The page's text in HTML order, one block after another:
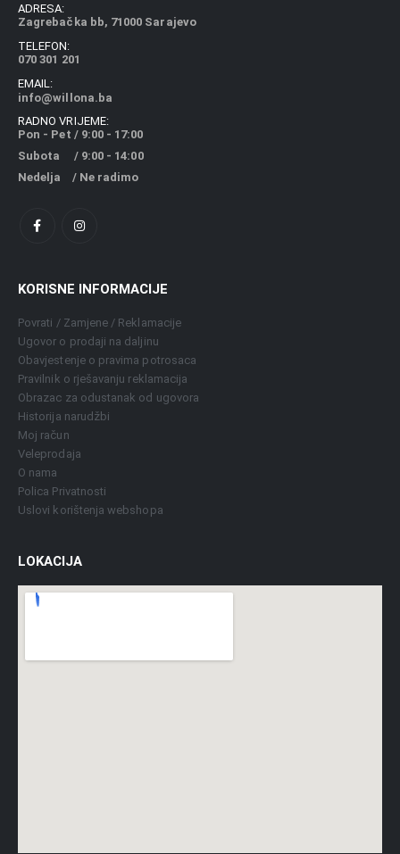
ADRESA:
Zagrebačka bb, 71000 Sarajevo
TELEFON:
070 301 201
EMAIL:
info@willona.ba
RADNO VRIJEME:
Pon - Pet / 9:00 - 17:00
Subota / 9:00 - 14:00
Nedelja / Ne radimo
KORISNE INFORMACIJE
Povrati / Zamjene / Reklamacije
Ugovor o prodaji na daljinu
Obavjestenje o pravima potrosaca
Pravilnik o rješavanju reklamacija
Obrazac za odustanak od ugovora
Historija narudžbi
Moj račun
Veleprodaja
O nama
Polica Privatnosti
Uslovi korištenja webshopa
LOKACIJA